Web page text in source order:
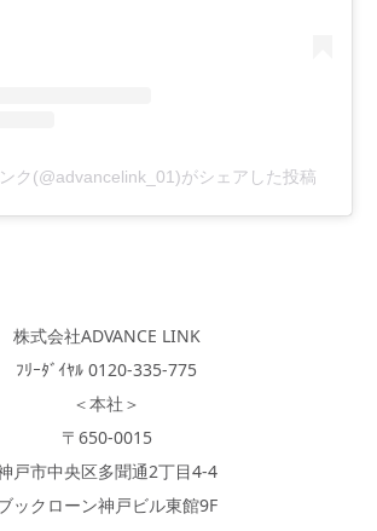
ク(@advancelink_01)がシェアした投稿
株式会社ADVANCE LINK
ﾌﾘｰﾀﾞｲﾔﾙ 0120-335-775
＜本社＞
〒650-0015
戸市中央区多聞通2丁目4-4
ックローン神戸ビル東館9F